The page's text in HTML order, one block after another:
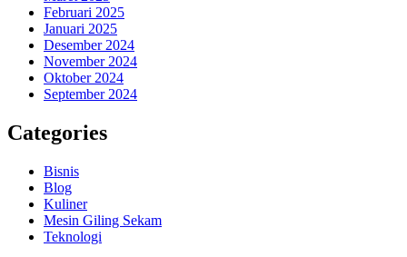
Februari 2025
Januari 2025
Desember 2024
November 2024
Oktober 2024
September 2024
Categories
Bisnis
Blog
Kuliner
Mesin Giling Sekam
Teknologi